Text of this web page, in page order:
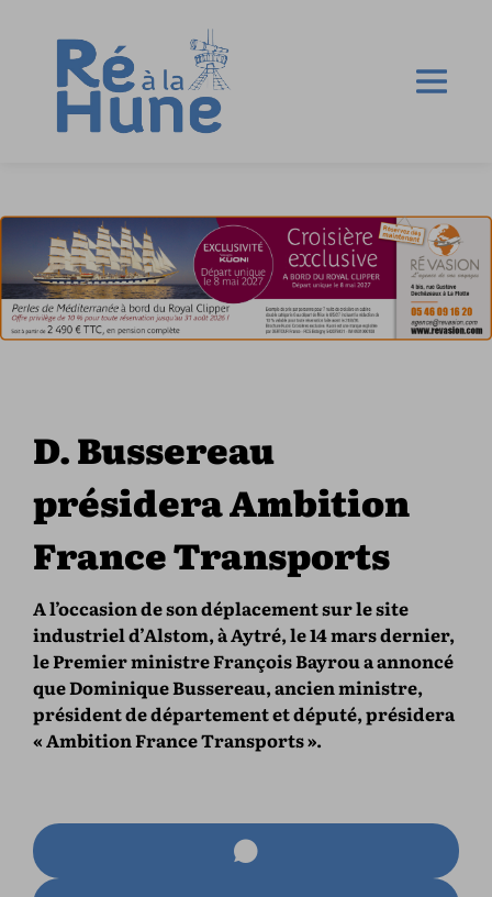
D. Bussereau
présidera Ambition
France Transports
A l’occasion de son déplacement sur le site
industriel d’Alstom, à Aytré, le 14 mars dernier,
le Premier ministre François Bayrou a annoncé
que Dominique Bussereau, ancien ministre,
président de département et député, présidera
« Ambition France Transports ».